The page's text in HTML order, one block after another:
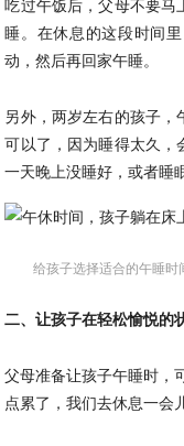
吃过午饭后，父母不要马
睡。在休息的这段时间
动，然后再回家午睡。
另外，两岁左右的孩子
可以了，因为睡得太久，
一天晚上没睡好，或者睡
给孩子选择适合的午睡时
二、让孩子在轻松愉悦的
父母准备让孩子午睡时，
点累了，我们去休息一会